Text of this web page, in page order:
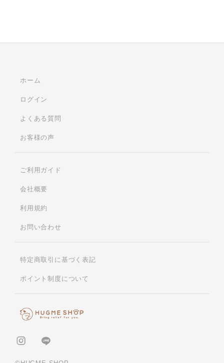
ホーム
ログイン
よくある質問
お客様の声
ご利用ガイド
会社概要
利用規約
お問い合わせ
特定商取引に基づく表記
ポイント制度について